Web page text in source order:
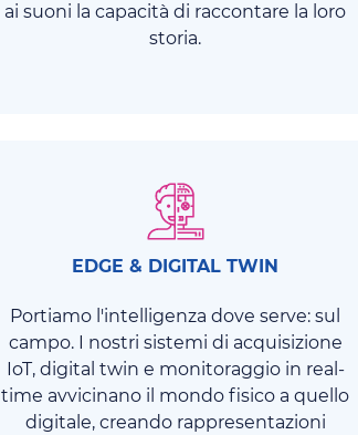
ai suoni la capacità di raccontare la loro
storia.
EDGE & DIGITAL TWIN
Portiamo l'intelligenza dove serve: sul
campo. I nostri sistemi di acquisizione
IoT, digital twin e monitoraggio in real-
time avvicinano il mondo fisico a quello
digitale, creando rappresentazioni